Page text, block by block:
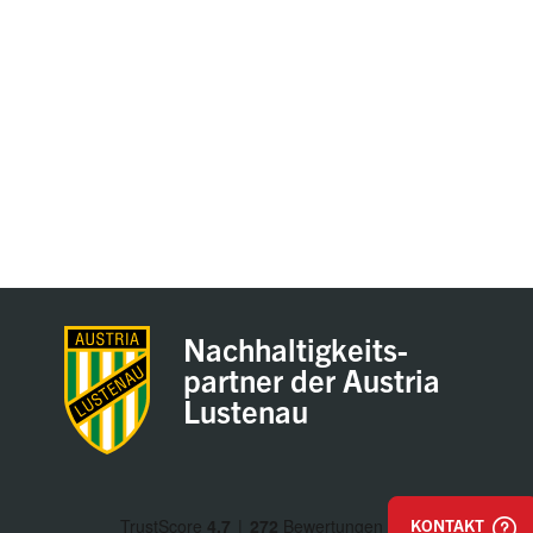
Nachhaltigkeits-
partner der Austria
Lustenau
KONTAKT